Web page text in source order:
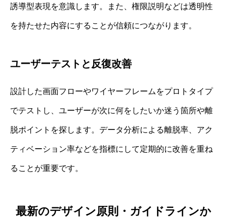
誘導型表現を意識します。また、権限説明などは透明性
を持たせた内容にすることが信頼につながります。
ユーザーテストと反復改善
設計した画面フローやワイヤーフレームをプロトタイプ
でテストし、ユーザーが次に何をしたいか迷う箇所や離
脱ポイントを探します。データ分析による離脱率、アク
ティベーション率などを指標にして定期的に改善を重ね
ることが重要です。
最新のデザイン原則・ガイドラインか